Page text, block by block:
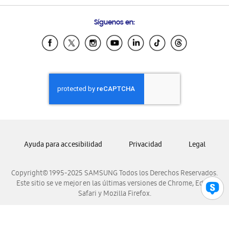
Samsung Ecuador
Samsung El Salvador
Samsung Honduras
Samsung Nicaragua
Samsung Panamá
Samsung Venezuela
Síguenos en:
Copyright© 1995-2025 SAMSUNG Todos los Derechos Reservados.
Este sitio se ve mejor en las últimas versiones de Chrome, Edge,
Safari y Mozilla Firefox.
Ayuda para accesibilidad Privacidad Legal